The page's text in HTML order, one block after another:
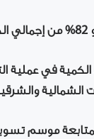
الشمالية